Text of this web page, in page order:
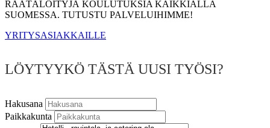
RÄÄTÄLÖITYJÄ KOULUTUKSIA KAIKKIALLA
SUOMESSA. TUTUSTU PALVELUIHIMME!
YRITYSASIAKKAILLE
LÖYTYYKÖ TÄSTÄ UUSI TYÖSI?
Hakusana
Paikkakunta